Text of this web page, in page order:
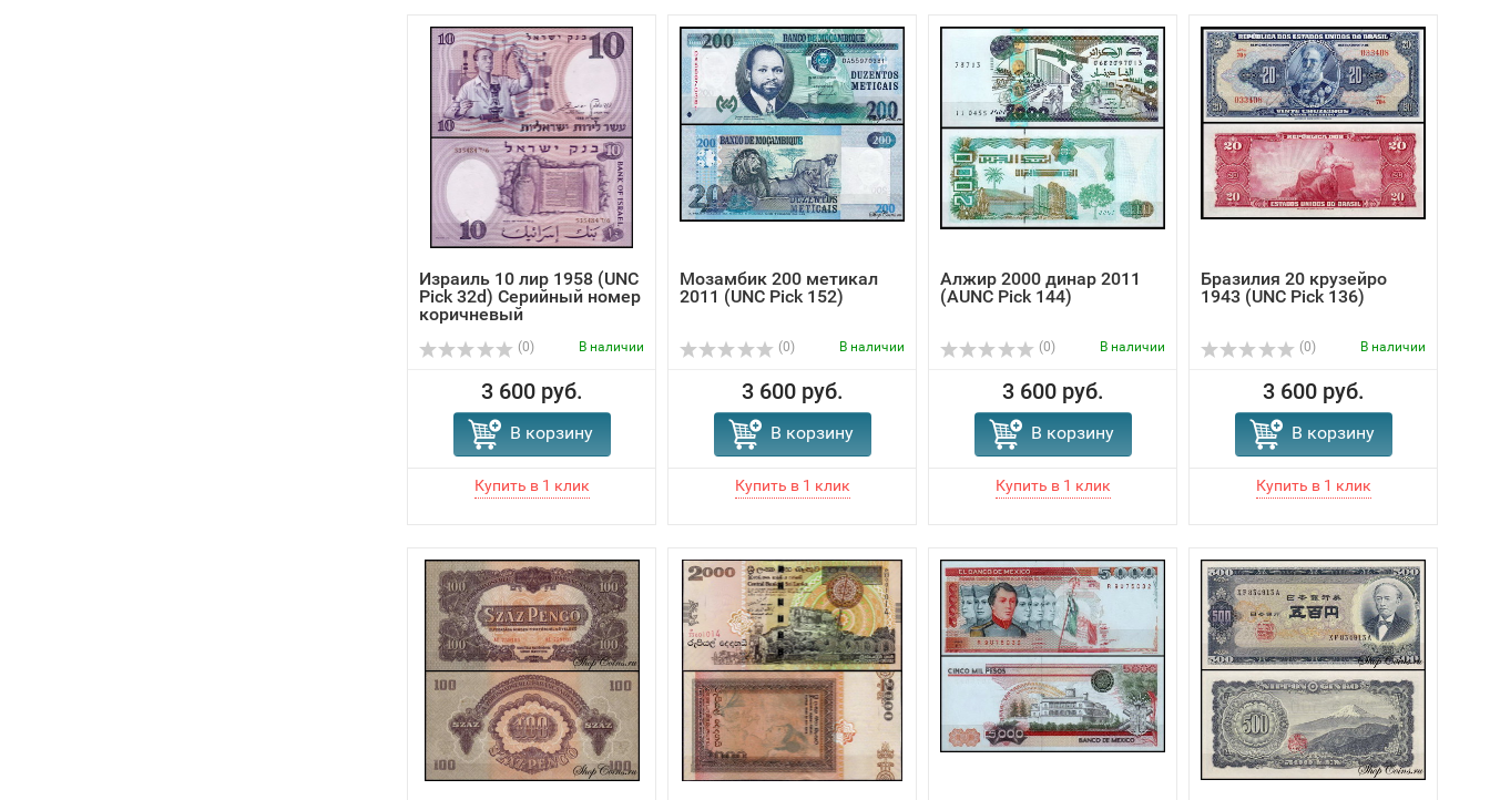
Израиль 10 лир 1958 (UNC
Pick 32d) Серийный номер
коричневый
(0) В наличии
3 600 руб.
В корзину
Мозамбик 200 метикал
2011 (UNC Pick 152)
(0) В наличии
3 600 руб.
В корзину
Алжир 2000 динар 2011
(AUNC Pick 144)
(0) В наличии
3 600 руб.
В корзину
Бразилия 20 крузейро
1943 (UNC Pick 136)
(0) В наличии
3 600 руб.
В корзину